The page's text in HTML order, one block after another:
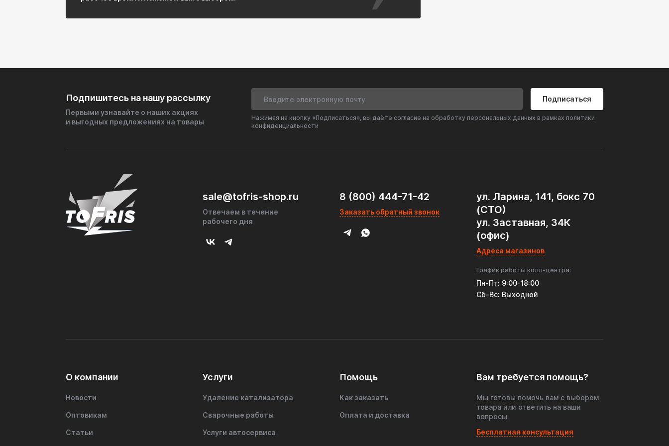
Подпишитесь на нашу рассылку
Первыми узнавайте о наших акциях
и выгодных предложениях на товары
Подписаться
Нажимая на кнопку «Подписаться», вы даёте согласие на обработку персональных данных в рамках политики
конфиденциальности
sale@tofris-shop.ru
Отвечаем в течение
рабочего дня
8 (800) 444-71-42
Заказать обратный звонок
ул. Ларина, 141, бокс 70
(СТО)
ул. Заставная, 34К
(офис)
Адреса магазинов
График работы колл-центра:
Пн-Пт: 9:00-18:00
Cб-Вс: Выходной
О компании
Новости
Оптовикам
Статьи
Услуги
Удаление катализатора
Сварочные работы
Услуги автосервиса
Помощь
Как заказать
Оплата и доставка
Вам требуется помощь?
Мы готовы помочь вам с выбором
товара или ответить на ваши
вопросы
Бесплатная консультация